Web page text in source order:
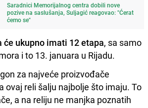
Saradnici Memorijalnog centra dobili nove
pozive na saslušanja, Suljagić reagovao: "Ćerat
ćemo se"
će ukupno imati 12 etapa, sa samo
i to 13. januara u Rijadu.
za najveće proizvođače
ovaj reli šalju najbolje što imaju. To
a na reliju ne manjka poznatih